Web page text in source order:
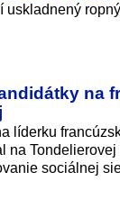
na
líderku
na
sociálnej